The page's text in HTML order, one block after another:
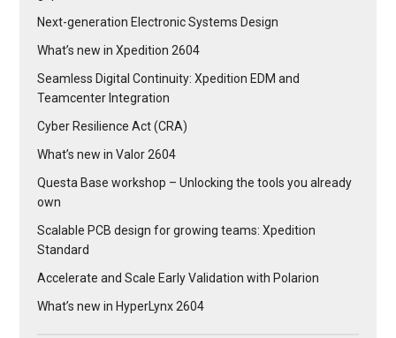
Next-generation Electronic Systems Design
What’s new in Xpedition 2604
Seamless Digital Continuity: Xpedition EDM and
Teamcenter Integration
Cyber Resilience Act (CRA)
What’s new in Valor 2604
Questa Base workshop – Unlocking the tools you already
own
Scalable PCB design for growing teams: Xpedition
Standard
Accelerate and Scale Early Validation with Polarion
What’s new in HyperLynx 2604